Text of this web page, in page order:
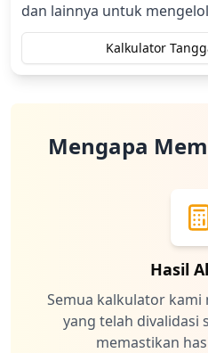
dan lainnya untuk
Kalkulator
Mengapa
Hasil
Semua kalkulator
yang telah divalidasi
memastikan